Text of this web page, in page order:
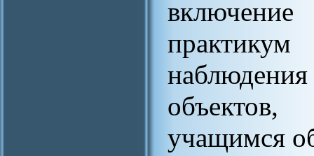
практикум
учащимся